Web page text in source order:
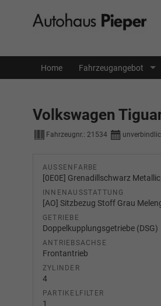
Home Fahrzeugangebot
Volkswagen
Fahrzeugnr.: 21534
AUSSENFARBE
[0E0E] Grenadillschwarz Metallic
INNENAUSSTATTUNG
[AO] Sitzbezug Stoff Grau
GETRIEBE
Doppelkupplungsgetriebe (DSG)
ANTRIEBSACHSE
Frontantrieb
ZYLINDER
4
PARTIKELFILTER
1